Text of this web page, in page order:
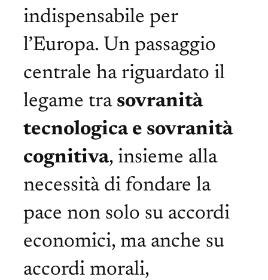
indispensabile per
l’Europa. Un passaggio
centrale ha riguardato il
legame tra sovranità
tecnologica e sovranità
cognitiva, insieme alla
necessità di fondare la
pace non solo su accordi
economici, ma anche su
accordi morali,